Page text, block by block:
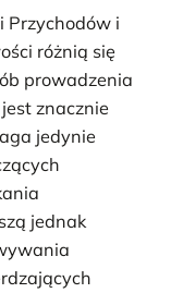
Przychodów i
różnią się
prowadzenia
znacznie
jedynie
jednak